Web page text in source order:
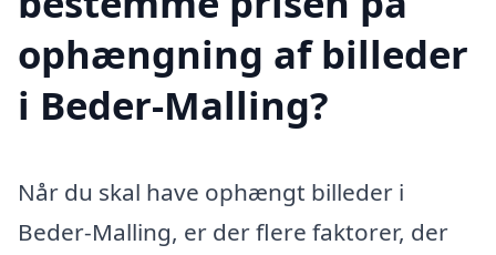
ophængning af billeder
i Beder-Malling?
Når du skal have ophængt billeder i
Beder-Malling, er der flere faktorer, der